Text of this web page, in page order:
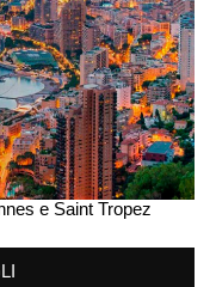
e Saint Tropez